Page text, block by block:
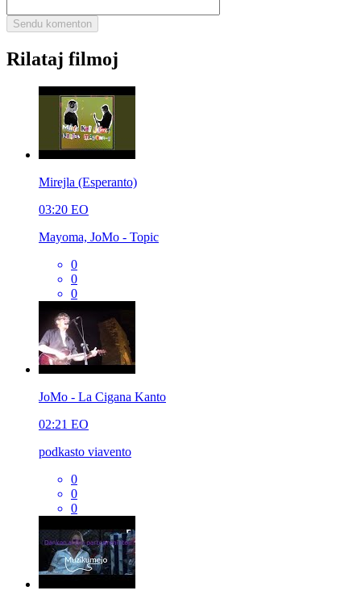
Rilataj filmoj
Mirejla (Esperanto)
03:20 EO
Mayoma, JoMo - Topic
0
0
0
JoMo - La Cigana Kanto
02:21 EO
podkasto viavento
0
0
0